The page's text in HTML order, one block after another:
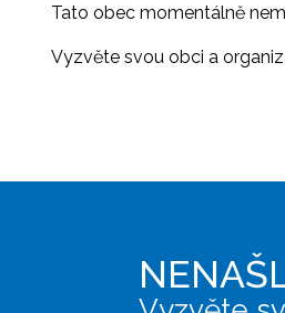
Tato obec momentálně
Vyzvěte svou obci a